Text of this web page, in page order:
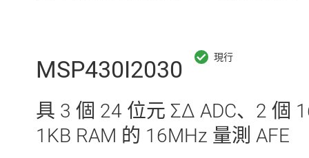
交換器與多工器
射頻 (RF) 與微波
微控制器 (MCU) 與處理器
MSP430I2030
具 3 個 24 位元 ΣΔ ADC、2 個
1KB RAM 的 16MHz 量測 AFE